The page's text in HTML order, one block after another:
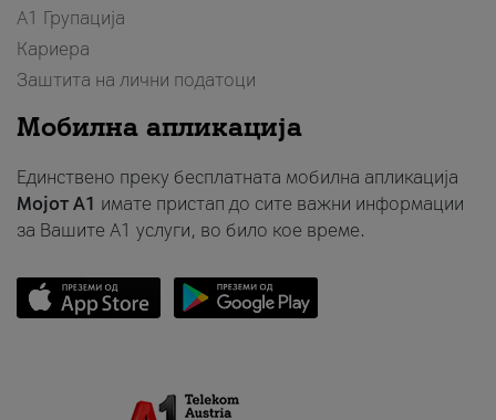
А1 Групација
Кариера
Заштита на лични податоци
Мобилна апликација
Единствено преку бесплатната мобилна апликација
Мојот A1 имате пристап до сите важни информации
за Вашите A1 услуги, во било кое време.